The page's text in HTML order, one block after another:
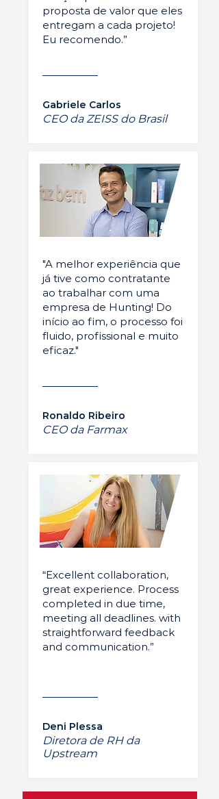
proposta de valor que eles
entregam a cada projeto!
Eu recomendo.”
Gabriele Carlos
CEO da ZEISS do Brasil
"A melhor experiência que
já tive como contratante
ao trabalhar com uma
empresa de Hunting! Do
início ao fim, o processo foi
fluido, profissional e muito
eficaz."
Ronaldo Ribeiro
CEO da Farmax
“Excellent collaboration,
great experience. Process
completed in due time,
meeting all deadlines. with
straightforward feedback
and communication.”
Deni Plessa
Diretora de RH da
Upstream